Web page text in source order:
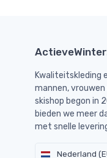
Kwaliteitskleding
mannen, vrouwen
skishop begon in
bieden we meer
met snelle
Nederland